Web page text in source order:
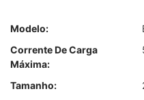
Modelo:
Corrente De Carga
Máxima:
Tamanho: